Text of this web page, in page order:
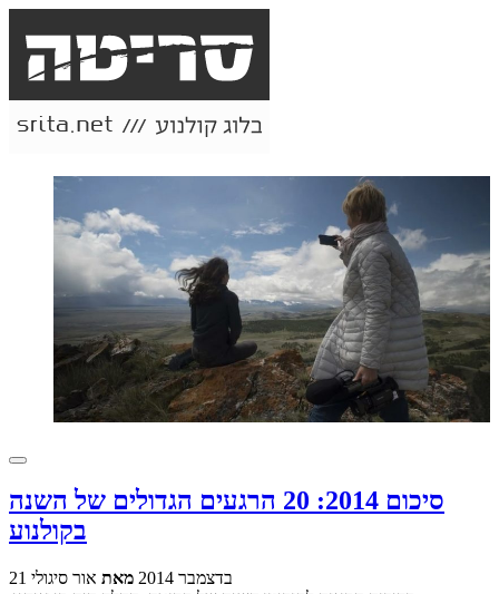
סיכום 2014: 20 הרגעים הגדולים של השנה
בקולנוע
21 בדצמבר 2014 מאת אור סיגולי